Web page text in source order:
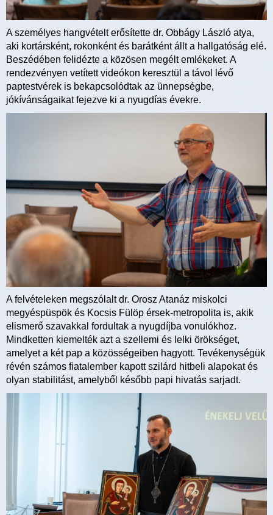
A személyes hangvételt erősítette dr. Obbágy László atya,
aki kortársként, rokonként és barátként állt a hallgatóság elé.
Beszédében felidézte a közösen megélt emlékeket. A
rendezvényen vetített videókon keresztül a távol lévő
paptestvérek is bekapcsolódtak az ünnepségbe,
jókívánságaikat fejezve ki a nyugdías évekre.
A felvételeken megszólalt dr. Orosz Atanáz miskolci
megyéspüspök és Kocsis Fülöp érsek-metropolita is, akik
elismerő szavakkal fordultak a nyugdíjba vonulókhoz.
Mindketten kiemelték azt a szellemi és lelki örökséget,
amelyet a két pap a közösségeiben hagyott. Tevékenységük
révén számos fiatalember kapott szilárd hitbeli alapokat és
olyan stabilitást, amelyből később papi hivatás sarjadt.